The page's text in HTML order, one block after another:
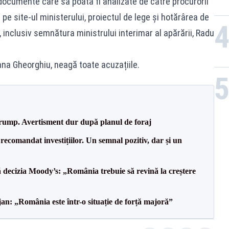
site-ul ministerului, proiectul de lege și hotărârea de
semnătura ministrului interimar al apărării, Radu
Gheorghiu, neagă toate acuzațiile.
Avertisment dur după planul de foraj
investițiilor. Un semnal pozitiv, dar și un
Moody’s: „România trebuie să revină la creștere
„România este într-o situație de forță majoră”
4
5